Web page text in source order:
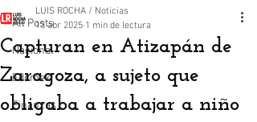
All Posts
Nacional
Edomex
Finanzas
Capturan en Atizapán de
Zaragoza, a sujeto que
obligaba a trabajar a niño
LUIS ROCHA / Noticias
13 abr 2025 1 min de lectura